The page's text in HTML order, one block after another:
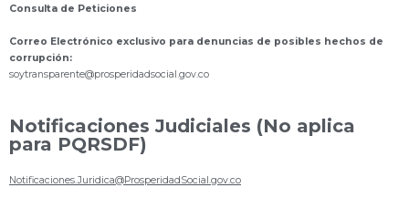
Consulta de Peticiones
Correo Electrónico exclusivo para denuncias de posibles hechos de
corrupción:
soytransparente@prosperidadsocial.gov.co
Notificaciones Judiciales (No aplica
para PQRSDF)
Notificaciones.Juridica@ProsperidadSocial.gov.co